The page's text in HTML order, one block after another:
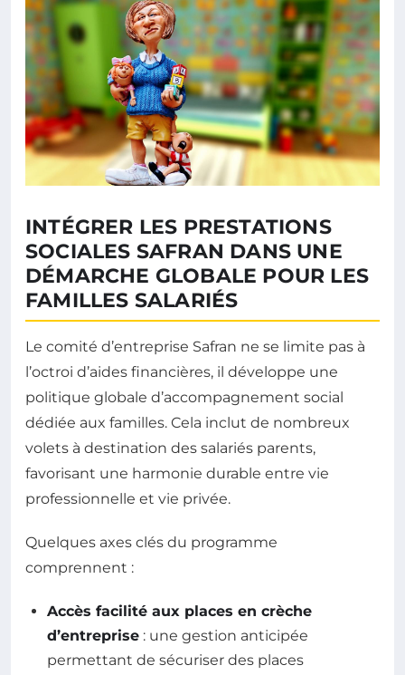
INTÉGRER LES PRESTATIONS
SOCIALES SAFRAN DANS UNE
DÉMARCHE GLOBALE POUR LES
FAMILLES SALARIÉS
Le comité d’entreprise Safran ne se limite pas à
l’octroi d’aides financières, il développe une
politique globale d’accompagnement social
dédiée aux familles. Cela inclut de nombreux
volets à destination des salariés parents,
favorisant une harmonie durable entre vie
professionnelle et vie privée.
Quelques axes clés du programme
comprennent :
Accès facilité aux places en crèche
d’entreprise : une gestion anticipée
permettant de sécuriser des places